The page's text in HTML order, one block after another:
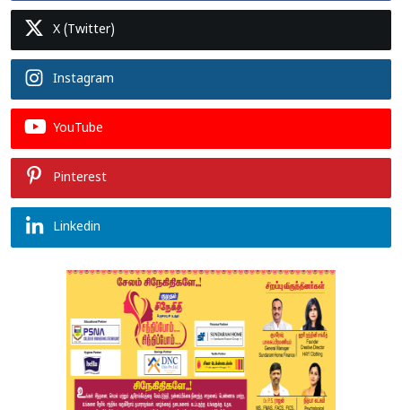
X (Twitter)
Instagram
YouTube
Pinterest
Linkedin